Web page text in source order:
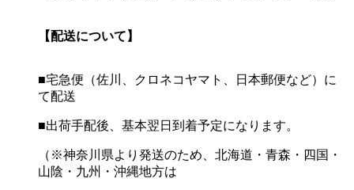
【配送について】
■宅急便（佐川、クロネコヤマト、日本郵便など）に
て配送
■出荷手配後、基本翌日到着予定になります。
（※神奈川県より発送のため、北海道・青森・四国・
山陰・九州・沖縄地方は